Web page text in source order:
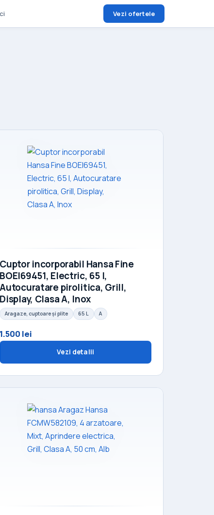
Vezi ofertele
Cuptor incorporabil Hansa Fine
BOEI69451, Electric, 65 l,
Autocuratare pirolitica, Grill,
Display, Clasa A, Inox
Aragaze, cuptoare și plite 65 L A
1.500 lei
Vezi detalii